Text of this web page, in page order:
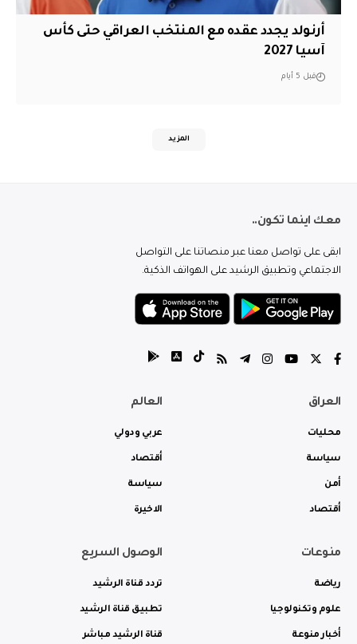
أرنولد يجدد عقده مع المنتخب العراقي حتى كأس
آسيا 2027
قبل 5 أيام
المزيد
معك اينما تكون..
ابقى على تواصل معنا عبر منصاتنا على التواصل
الاجتماعي وتطبيق الرشيد على الهواتف الذكية.
العراق
محليات
سياسة
أمن
أقتصاد
العالم
عربي ودولي
أقتصاد
سياسة
الاخيرة
منوعات
رياضة
علوم وتكنولوجيا
أخبار منوعة
الوصول السريع
تردد قناة الرشيد
تطبيق قناة الرشيد
قناة الرشيد مباشر